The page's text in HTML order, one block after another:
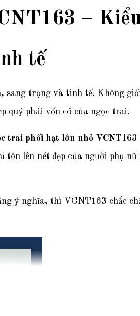
–
tế
sang trọng và tinh tế. Không
quý phái vốn có của ngọc trai.
trai phối hạt lớn nhỏ
lên nét đẹp của người phụ nữ
ý nghĩa, thì VCNT163 chắc